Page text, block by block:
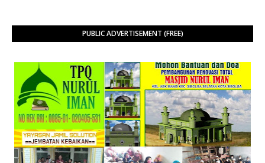
PUBLIC ADVERTISEMENT (FREE)